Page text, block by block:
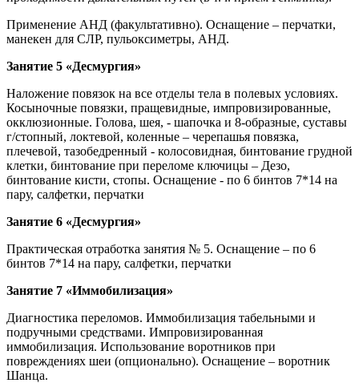
Применение АНД (факультативно). Оснащение – перчатки,
манекен для СЛР, пульоксиметры, АНД.
Занятие 5 «Десмургия»
Наложение повязок на все отделы тела в полевых условиях.
Косыночные повязки, пращевидные, импровизированные,
окклюзионные. Голова, шея, - шапочка и 8-образные, суставы
г/стопный, локтевой, коленные – черепашья повязка,
плечевой, тазобедренный - колосовидная, бинтование грудной
клетки, бинтование при переломе ключицы – Дезо,
бинтование кисти, стопы. Оснащение - по 6 бинтов 7*14 на
пару, салфетки, перчатки
Занятие 6 «Десмургия»
Практическая отработка занятия № 5. Оснащение – по 6
бинтов 7*14 на пару, салфетки, перчатки
Занятие 7 «Иммобилизация»
Диагностика переломов. Иммобилизация табельными и
подручными средствами. Импровизированная
иммобилизация. Использование воротников при
повреждениях шеи (опционально). Оснащение – воротник
Шанца.